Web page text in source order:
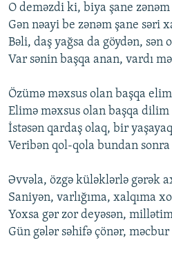
O deməzdi ki, biya şane
Gən nəayi be zənəm şane səri
Bəli, daş yağsa da göydən, sən
Var sənin başqa anan, vardı
Özümə məхsus olan başqa
Elimə məхsus olan başqa
İstəsən qardaş olaq, bir
Veribən qol-qola bundan
Əvvəla, özgə küləklərlə gərək
Saniyən, varlığıma, хalqıma
Yoхsa gər zor deyəsən,
Gün gələr səhifə çönər,